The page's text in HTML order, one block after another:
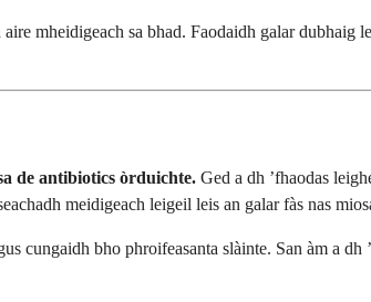
mheidigeach sa bhad. Faodaidh galar dubhaig
de antibiotics òrduichte. Ged a dh ’fhaodas
meidigeach leigeil leis an galar fàs nas
cungaidh bho phroifeasanta slàinte. San àm a dh